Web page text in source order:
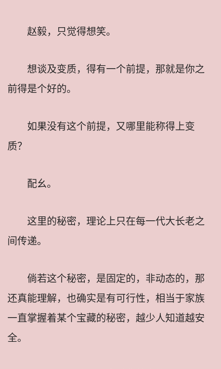
赵毅，只觉得想笑。
想谈及变质，得有一个前提，那就是你之
前得是个好的。
如果没有这个前提，又哪里能称得上变
质？
配幺。
这里的秘密，理论上只在每一代大长老之
间传递。
倘若这个秘密，是固定的，非动态的，那
还真能理解，也确实是有可行性，相当于家族
一直掌握着某个宝藏的秘密，越少人知道越安
全。